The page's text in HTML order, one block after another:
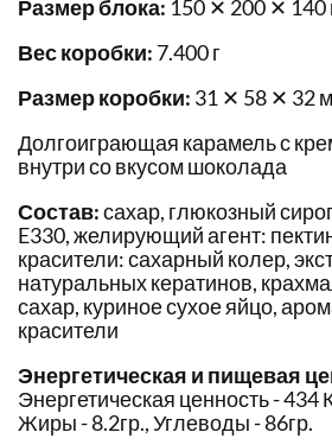
Размер блока: 150 ✕ 200 ✕
Вес коробки: 7.400 г
Размер коробки: 31 ✕ 58 ✕ 32
Долгоиграющая карамель с
внутри со вкусом шоколада
Состав:сахар, глюкозный
E330, желирующий агент:
красители: сахарный колер,
натуральных кератинов,
сахар, куриное сухое яйцо,
красители
Энергетическая и пищевая
Энергетическая ценность - 434
Жиры - 8.2гр., Углеводы - 86гр.